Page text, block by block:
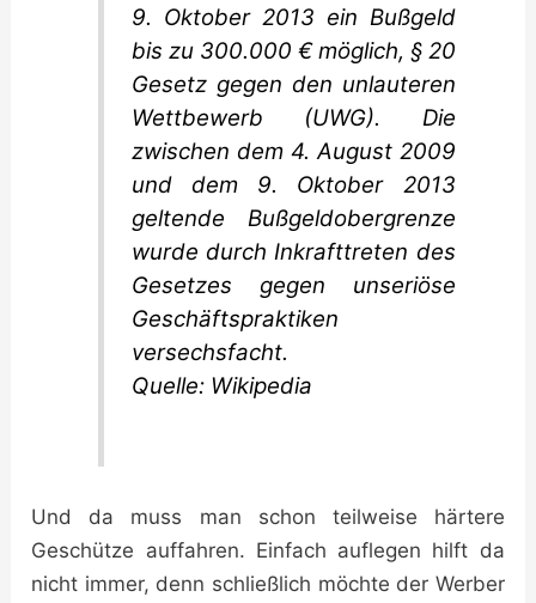
9. Oktober 2013 ein Bußgeld
bis zu 300.000 € möglich, § 20
Gesetz gegen den unlauteren
Wettbewerb (UWG). Die
zwischen dem 4. August 2009
und dem 9. Oktober 2013
geltende Bußgeldobergrenze
wurde durch Inkrafttreten des
Gesetzes gegen unseriöse
Geschäftspraktiken
versechsfacht.
Quelle: Wikipedia
Und da muss man schon teilweise härtere
Geschütze auffahren. Einfach auflegen hilft da
nicht immer, denn schließlich möchte der Werber